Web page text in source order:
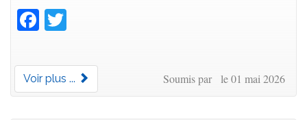
Facebook
Voir plus ... Soumis par le 01 mai 2026